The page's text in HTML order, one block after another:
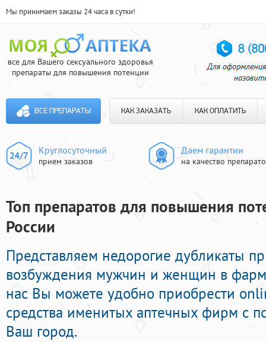
Мы принимаем заказы 24 часа в сутки!
все для Вашего сексуального здоровья
препараты для повышения потенции
ВСЕ ПРЕПАРАТЫ КАК ЗАКАЗАТЬ КАК ОПЛАТИТЬ
Круглосуточный
прием заказов
Даем гарантии
на качество
Топ препаратов для повышения
России
Представляем недорогие дубликаты
возбуждения мужчин и женщин в
нас Вы можете удобно приобрести
средства именитых аптечных фирм с
Ваш город.